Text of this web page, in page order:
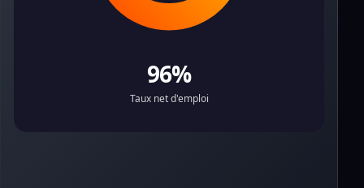
96%
Taux net d'emploi